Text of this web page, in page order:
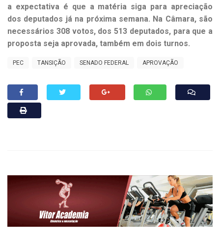
a expectativa é que a matéria siga para apreciação
dos deputados já na próxima semana. Na Câmara, são
necessários 308 votos, dos 513 deputados, para que a
proposta seja aprovada, também em dois turnos.
PEC TANSIÇÃO SENADO FEDERAL APROVAÇÃO